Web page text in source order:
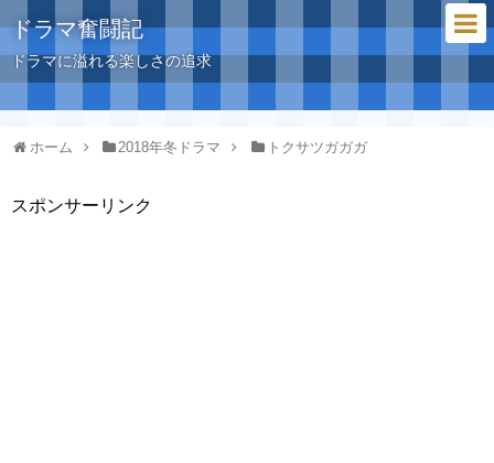
ドラマ奮闘記
ドラマに溢れる楽しさの追求
ホーム 2018年冬ドラマ トクサツガガガ
スポンサーリンク